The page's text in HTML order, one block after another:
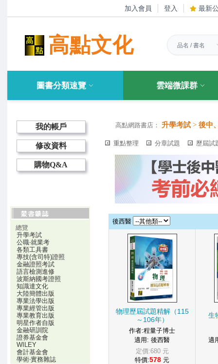
加入會員 登入 最新
高點文化
圖書分類速覽 雲端微課群
我的帳戶
修改資料
購物Q&A
總覽
升學考試
公職‧就業考
各類工具書
專技(含司特)證照
金融證照考試
語言檢測進修
波斯納國考證照
知識達文化
大陸簡體出版
專業法學出版
專業經管出版
專業教育出版
明星作者自版
金融研訓院
證券基金會
WILEY
會計基金會
學術‧實務雜誌
高點網路書店： 升學考試 > 後中
重點整理 分章試題 歷屆試
後西醫
物理歷屆試題精解（115
～106年）
作者:程量子博士
適用: 後西醫
定價:680 元
特價:578 元
生
適